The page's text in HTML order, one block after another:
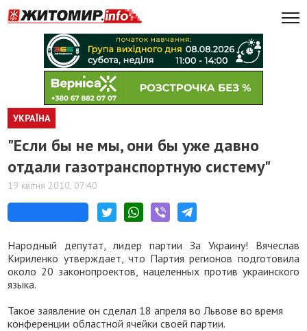
УКРАЇНА
"Если бы не мы, они бы уже давно
отдали газотранспортную систему"
19 квітня 2010, 07:40
Народный депутат, лидер партии За Украину! Вячеслав
Кириленко утверждает, что Партия регионов подготовила
около 20 законопроектов, нацеленных против украинского
языка.
Такое заявление он сделал 18 апреля во Львове во время
конференции областной ячейки своей партии.